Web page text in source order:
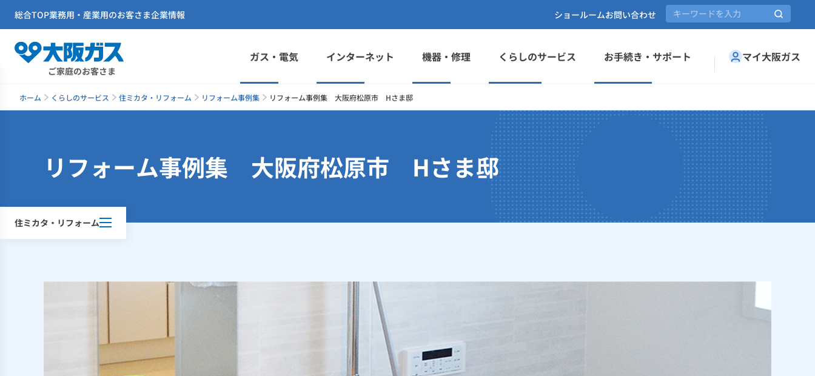
ご家庭のお客さま
ガス・電気 インターネット 機器・修理 くらしのサービス お手続き・サポート マイ大阪ガス
総合TOP業務用・産業用のお客さま企業情報 ショールームお問い合わせ
ホーム くらしのサービス 住ミカタ・リフォーム リフォーム事例集 リフォーム事例集 大阪府松原市 Hさま邸
住ミカタ・リフォーム
リフォーム事例集 大阪府松原市 Hさま邸